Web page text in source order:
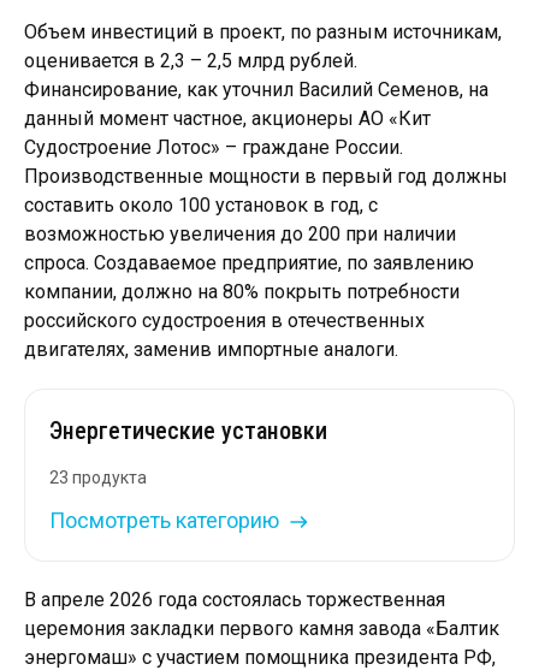
Объем инвестиций в проект, по разным источникам,
оценивается в 2,3 – 2,5 млрд рублей.
Финансирование, как уточнил Василий Семенов, на
данный момент частное, акционеры АО «Кит
Судостроение Лотос» – граждане России.
Производственные мощности в первый год должны
составить около 100 установок в год, с
возможностью увеличения до 200 при наличии
спроса. Создаваемое предприятие, по заявлению
компании, должно на 80% покрыть потребности
российского судостроения в отечественных
двигателях, заменив импортные аналоги.
Энергетические установки
23 продукта
Посмотреть категорию
В апреле 2026 года состоялась торжественная
церемония закладки первого камня завода «Балтик
энергомаш» с участием помощника президента РФ,